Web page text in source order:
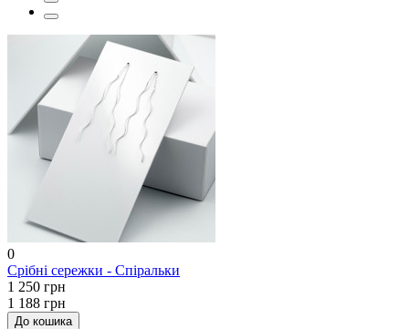
0
Срібні сережки - Спіральки
1 250 грн
1 188 грн
До кошика